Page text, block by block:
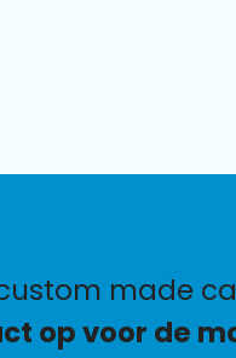
made
op voor de